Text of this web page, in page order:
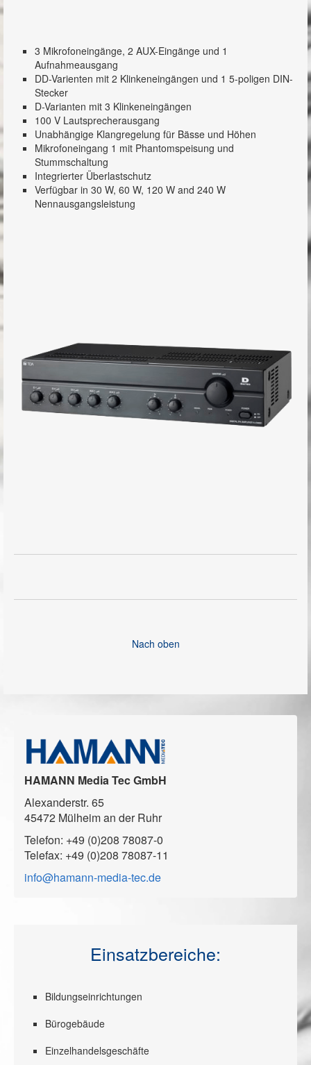
A-2030DD
A-2120D
M-9000-Serie
A-3200DZ Serie
A-3500D Serie
A-3600D Serie
Showroom
Kontakt
Impressum
3 Mikrofoneingänge, 2 AUX-Eingänge und 1
Aufnahmeausgang
DD-Varienten mit 2 Klinkeneingängen und 1 5-poligen DIN-
Stecker
D-Varianten mit 3 Klinkeneingängen
100 V Lautsprecherausgang
Unabhängige Klangregelung für Bässe und Höhen
Mikrofoneingang 1 mit Phantomspeisung und
Stummschaltung
Integrierter Überlastschutz
Verfügbar in 30 W, 60 W, 120 W and 240 W
Nennausgangsleistung
Nach oben
HAMANN Media Tec GmbH
Alexanderstr. 65
45472 Mülheim an der Ruhr
Telefon: +49 (0)208 78087-0
Telefax: +49 (0)208 78087-11
info@hamann-media-tec.de
Einsatzbereiche:
Bildungseinrichtungen
Bürogebäude
Einzelhandelsgeschäfte